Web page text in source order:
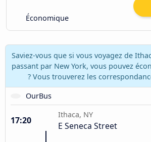
Économique
Saviez-vous que si vous voyagez de
passant par New York, vous pouvez
? Vous trouverez les
OurBus
17:20
Ithaca, NY
E Seneca Street